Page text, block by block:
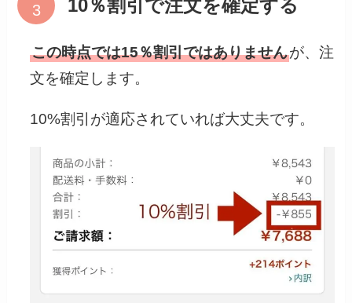
10％割引で注文を確定する
この時点では15％割引ではありませんが、注
文を確定します。
10%割引が適応されていれば大丈夫です。